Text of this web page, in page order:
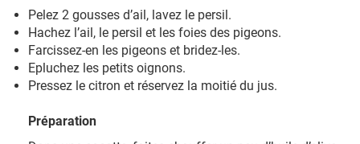
Pelez 2 gousses d’ail, lavez le persil.
Hachez l’ail, le persil et les foies des pigeons.
Farcissez-en les pigeons et bridez-les.
Epluchez les petits oignons.
Pressez le citron et réservez la moitié du jus.
Préparation